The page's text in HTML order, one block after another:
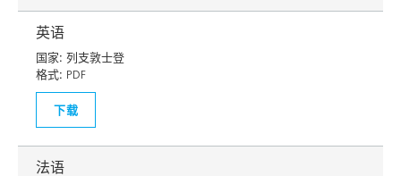
英语
国家: 列支敦士登
格式: PDF
下载
法语